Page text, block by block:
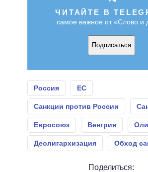
ЧИТАЙТЕ В
самое важное от «Слово и
Подписаться
Россия ЕС
Санкции против России
Евросоюз Венгрия
Деолигархизация Обход
Поделиться: